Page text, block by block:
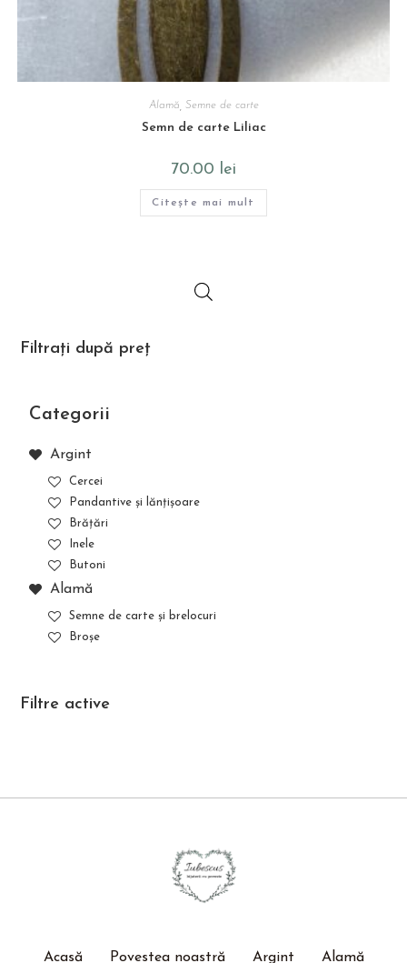
Alamă Semne de carte
Semn de carte Liliac
70.00 lei
Citește mai mult
Filtrați după preț
Categorii
Argint
Cercei
Pandantive și lănțișoare
Brățări
Inele
Butoni
Alamă
Semne de carte și brelocuri
Broșe
Filtre active
Acasă Povestea noastră Argint Alamă